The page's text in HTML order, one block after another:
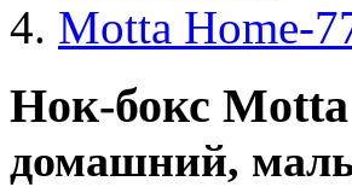
Motta Home-
Нок-бокс
домашний,